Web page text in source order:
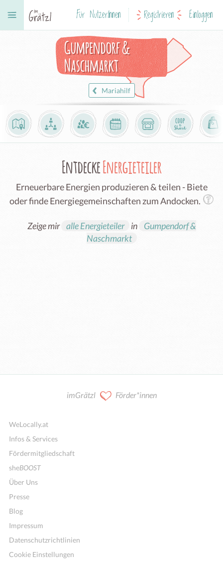
Für NutzerInnen Registrieren Einloggen
Gumpendorf &
Naschmarkt
Mariahilf
EntdeckeEnergieteiler
Erneuerbare Energien produzieren & teilen - Biete
oder finde Energiegemeinschaften zum Andocken.
Zeige mir alle Energieteiler in
Gumpendorf &
Naschmarkt
imGrätzl Förder*innen
WeLocally.at
Infos & Services
Fördermitgliedschaft
sheBOOST
Über Uns
Presse
Blog
Impressum
Datenschutzrichtlinien
Cookie Einstellungen